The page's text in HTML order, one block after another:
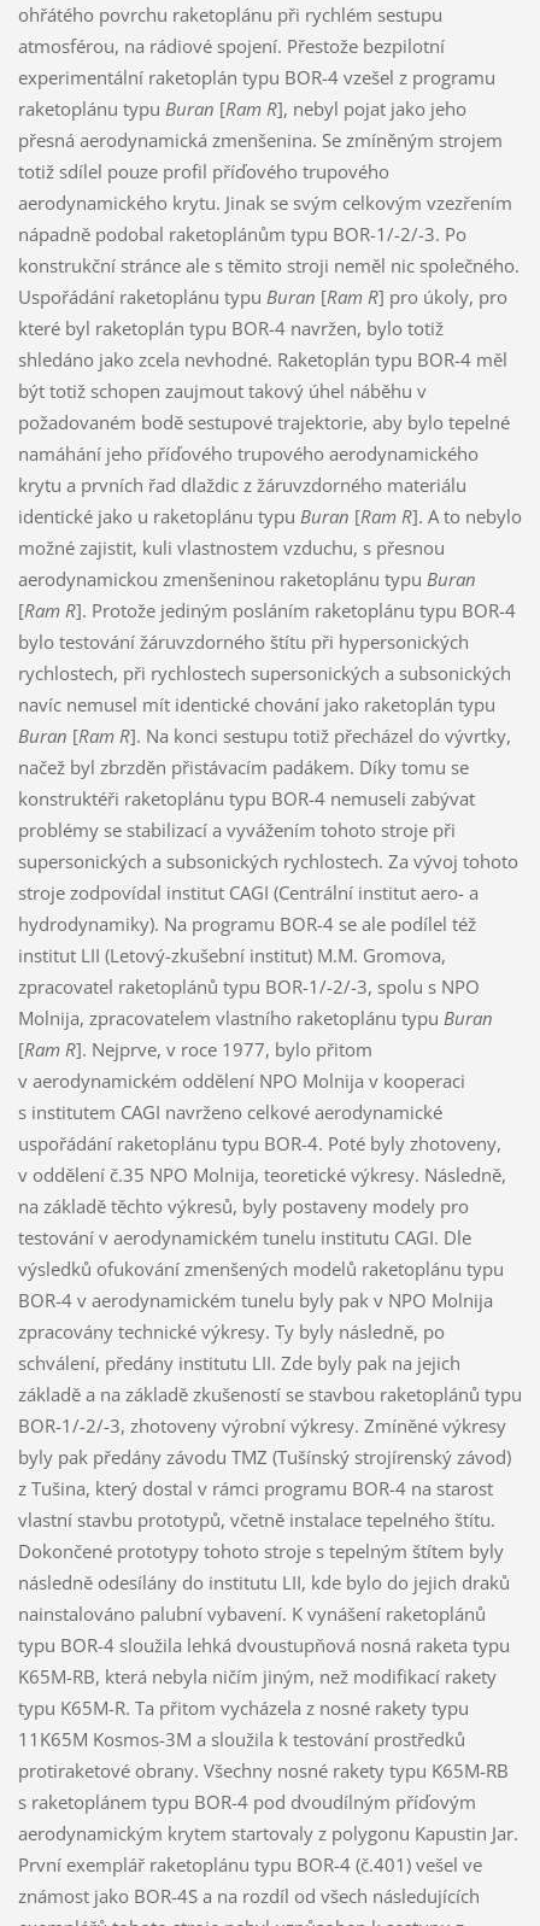
ohřátého povrchu raketoplánu při rychlém sestupu
atmosférou, na rádiové spojení. Přestože bezpilotní
experimentální raketoplán typu BOR-4 vzešel z programu
raketoplánu typu Buran [Ram R], nebyl pojat jako jeho
přesná aerodynamická zmenšenina. Se zmíněným strojem
totiž sdílel pouze profil příďového trupového
aerodynamického krytu. Jinak se svým celkovým vzezřením
nápadně podobal raketoplánům typu BOR-1/-2/-3. Po
konstrukční stránce ale s těmito stroji neměl nic společného.
Uspořádání raketoplánu typu Buran [Ram R] pro úkoly, pro
které byl raketoplán typu BOR-4 navržen, bylo totiž
shledáno jako zcela nevhodné. Raketoplán typu BOR-4 měl
být totiž schopen zaujmout takový úhel náběhu v
požadovaném bodě sestupové trajektorie, aby bylo tepelné
namáhání jeho příďového trupového aerodynamického
krytu a prvních řad dlaždic z žáruvzdorného materiálu
identické jako u raketoplánu typu Buran [Ram R]. A to nebylo
možné zajistit, kuli vlastnostem vzduchu, s přesnou
aerodynamickou zmenšeninou raketoplánu typu Buran
[Ram R]. Protože jediným posláním raketoplánu typu BOR-4
bylo testování žáruvzdorného štítu při hypersonických
rychlostech, při rychlostech supersonických a subsonických
navíc nemusel mít identické chování jako raketoplán typu
Buran [Ram R]. Na konci sestupu totiž přecházel do vývrtky,
načež byl zbrzděn přistávacím padákem. Díky tomu se
konstruktéři raketoplánu typu BOR-4 nemuseli zabývat
problémy se stabilizací a vyvážením tohoto stroje při
supersonických a subsonických rychlostech. Za vývoj tohoto
stroje zodpovídal institut CAGI (Centrální institut aero- a
hydrodynamiky). Na programu BOR-4 se ale podílel též
institut LII (Letový-zkušební institut) M.M. Gromova,
zpracovatel raketoplánů typu BOR-1/-2/-3, spolu s NPO
Molnija, zpracovatelem vlastního raketoplánu typu Buran
[Ram R]. Nejprve, v roce 1977, bylo přitom
v aerodynamickém oddělení NPO Molnija v kooperaci
s institutem CAGI navrženo celkové aerodynamické
uspořádání raketoplánu typu BOR-4. Poté byly zhotoveny,
v oddělení č.35 NPO Molnija, teoretické výkresy. Následně,
na základě těchto výkresů, byly postaveny modely pro
testování v aerodynamickém tunelu institutu CAGI. Dle
výsledků ofukování zmenšených modelů raketoplánu typu
BOR-4 v aerodynamickém tunelu byly pak v NPO Molnija
zpracovány technické výkresy. Ty byly následně, po
schválení, předány institutu LII. Zde byly pak na jejich
základě a na základě zkušeností se stavbou raketoplánů typu
BOR-1/-2/-3, zhotoveny výrobní výkresy. Zmíněné výkresy
byly pak předány závodu TMZ (Tušínský strojírenský závod)
z Tušina, který dostal v rámci programu BOR-4 na starost
vlastní stavbu prototypů, včetně instalace tepelného štítu.
Dokončené prototypy tohoto stroje s tepelným štítem byly
následně odesílány do institutu LII, kde bylo do jejich draků
nainstalováno palubní vybavení. K vynášení raketoplánů
typu BOR-4 sloužila lehká dvoustupňová nosná raketa typu
K65M-RB, která nebyla ničím jiným, než modifikací rakety
typu K65M-R. Ta přitom vycházela z nosné rakety typu
11K65M Kosmos-3M a sloužila k testování prostředků
protiraketové obrany. Všechny nosné rakety typu K65M-RB
s raketoplánem typu BOR-4 pod dvoudílným příďovým
aerodynamickým krytem startovaly z polygonu Kapustin Jar.
První exemplář raketoplánu typu BOR-4 (č.401) vešel ve
známost jako BOR-4S a na rozdíl od všech následujících